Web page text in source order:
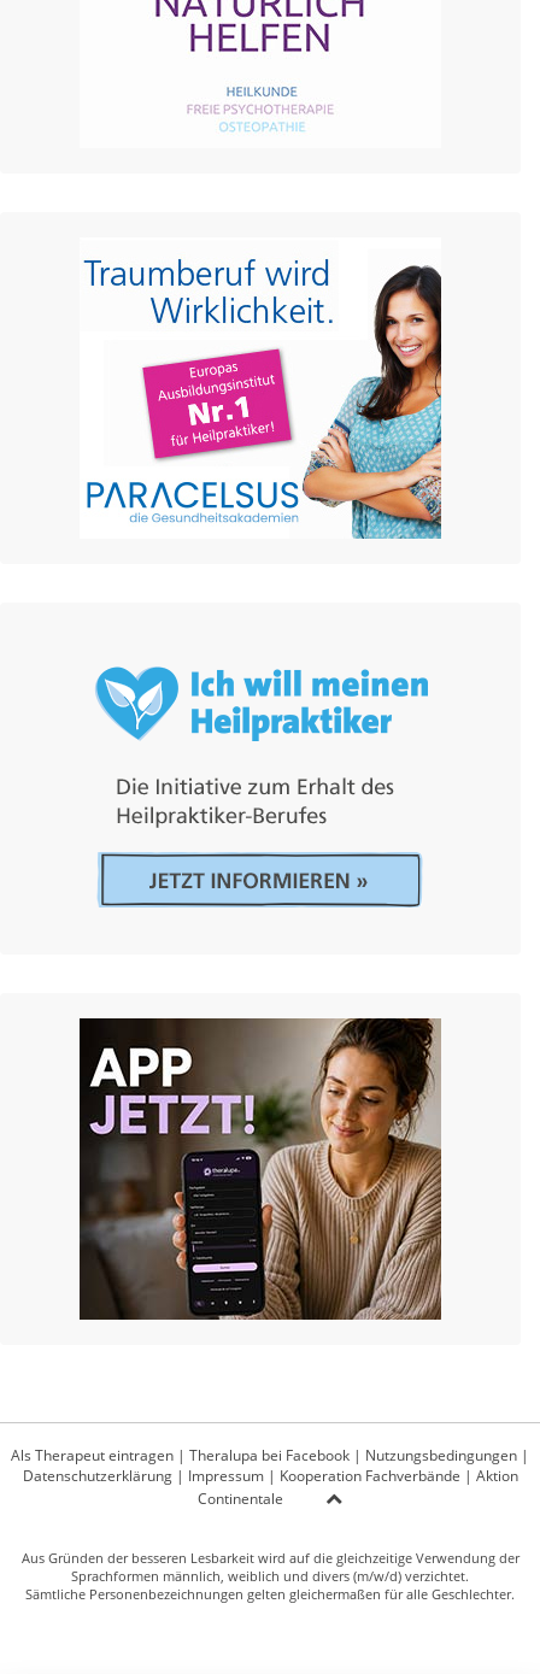
Als Therapeut eintragen | Theralupa bei Facebook | Nutzungsbedingungen |
Datenschutzerklärung| Impressum| Kooperation Fachverbände | Aktion
Continentale
Aus Gründen der besseren Lesbarkeit wird auf die gleichzeitige Verwendung der
Sprachformen männlich, weiblich und divers (m/w/d) verzichtet.
Sämtliche Personenbezeichnungen gelten gleichermaßen für alle Geschlechter.